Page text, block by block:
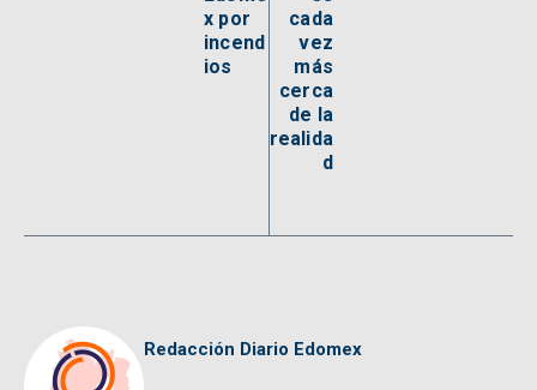
x por
incend
ios
cada
vez
más
cerca
de la
realida
d
Redacción Diario Edomex